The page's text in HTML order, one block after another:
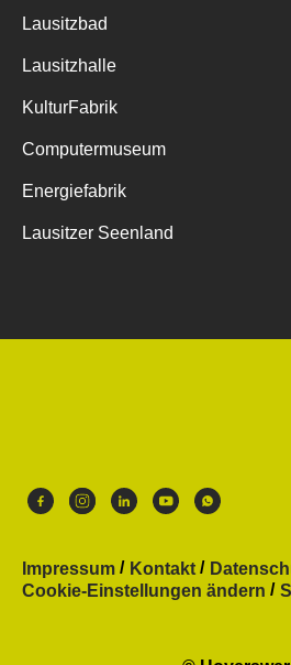
Lausitzbad
Lausitzhalle
KulturFabrik
Computermuseum
Energiefabrik
Lausitzer Seenland
Impressum Kontakt
Cookie-Einstellungen ändern